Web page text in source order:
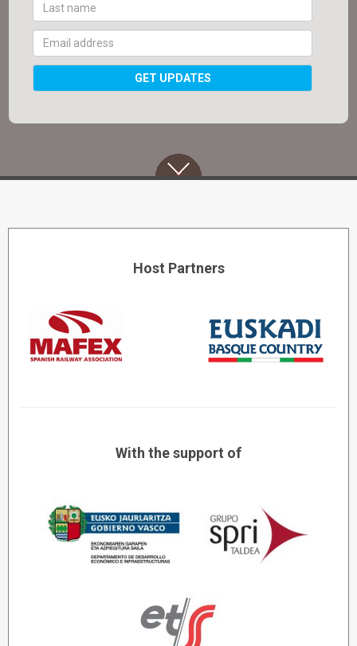
Host Partners
With the support of